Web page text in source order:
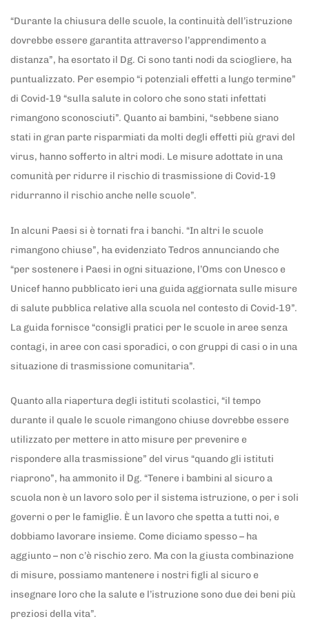
“Durante la chiusura delle scuole, la continuità dell’istruzione
dovrebbe essere garantita attraverso l’apprendimento a
distanza”, ha esortato il Dg. Ci sono tanti nodi da sciogliere, ha
puntualizzato. Per esempio “i potenziali effetti a lungo termine”
di Covid-19 “sulla salute in coloro che sono stati infettati
rimangono sconosciuti”. Quanto ai bambini, “sebbene siano
stati in gran parte risparmiati da molti degli effetti più gravi del
virus, hanno sofferto in altri modi. Le misure adottate in una
comunità per ridurre il rischio di trasmissione di Covid-19
ridurranno il rischio anche nelle scuole”.
In alcuni Paesi si è tornati fra i banchi. “In altri le scuole
rimangono chiuse”, ha evidenziato Tedros annunciando che
“per sostenere i Paesi in ogni situazione, l’Oms con Unesco e
Unicef hanno pubblicato ieri una guida aggiornata sulle misure
di salute pubblica relative alla scuola nel contesto di Covid-19”.
La guida fornisce “consigli pratici per le scuole in aree senza
contagi, in aree con casi sporadici, o con gruppi di casi o in una
situazione di trasmissione comunitaria”.
Quanto alla riapertura degli istituti scolastici, “il tempo
durante il quale le scuole rimangono chiuse dovrebbe essere
utilizzato per mettere in atto misure per prevenire e
rispondere alla trasmissione” del virus “quando gli istituti
riaprono”, ha ammonito il Dg. “Tenere i bambini al sicuro a
scuola non è un lavoro solo per il sistema istruzione, o per i soli
governi o per le famiglie. È un lavoro che spetta a tutti noi, e
dobbiamo lavorare insieme. Come diciamo spesso – ha
aggiunto – non c’è rischio zero. Ma con la giusta combinazione
di misure, possiamo mantenere i nostri figli al sicuro e
insegnare loro che la salute e l’istruzione sono due dei beni più
preziosi della vita”.